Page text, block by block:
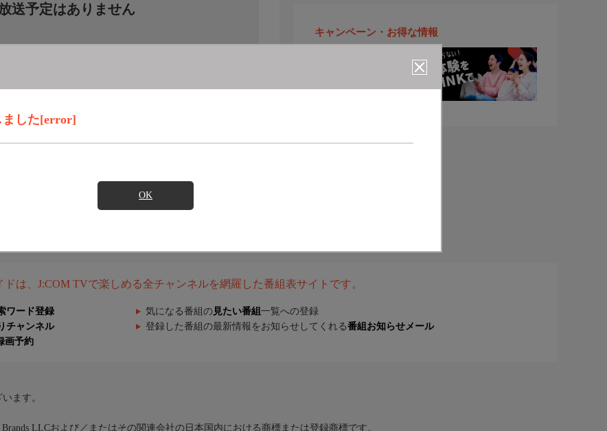
ました[error]
OK
送予定はありません
キャンペーン・お得な情報
ドは、J:COM TVで楽しめる全チャンネルを網羅した番組表サイトです。
ワード登録 気になる番組の 見たい番組 一覧への登録
チャンネル 登録した番組の最新情報をお知らせしてくれる番組お知らせメール
画予約
ます。
LLCおよび／またはその関連会社の日本国内における商標または登録商標です。